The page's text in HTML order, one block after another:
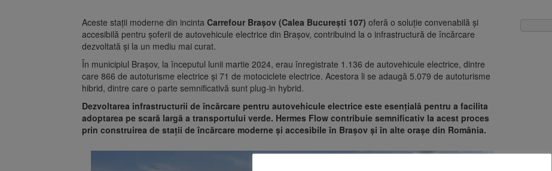
Aceste stații moderne din incinta Carrefour Brașov (Calea București 107) oferă o soluție convenabilă și
accesibilă pentru șoferii de autovehicule electrice din Brașov, contribuind la o infrastructură de încărcare
dezvoltată și la un mediu mai curat.
În municipiul Brașov, la începutul lunii martie 2024, erau înregistrate 1.136 de autovehicule electrice, dintre
care 866 de autoturisme electrice și 71 de motociclete electrice. Acestora li se adaugă 5.079 de autoturisme
hibrid, dintre care o parte semnificativă sunt plug-in hybrid.
Dezvoltarea infrastructurii de încărcare pentru autovehicule electrice este esențială pentru a facilita
adoptarea pe scară largă a transportului verde. Hermes Flow contribuie semnificativ la acest proces
prin construirea de stații de încărcare moderne și accesibile în Brașov și în alte orașe din România.